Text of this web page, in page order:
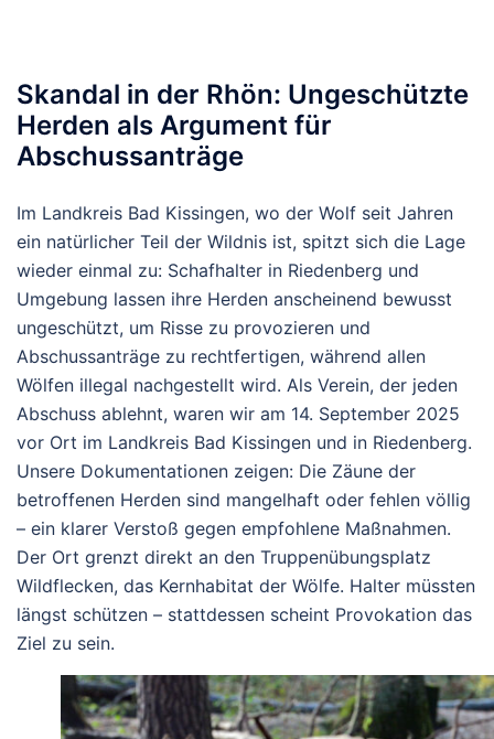
Skandal in der Rhön: Ungeschützte
Herden als Argument für
Abschussanträge
Im Landkreis Bad Kissingen, wo der Wolf seit Jahren
ein natürlicher Teil der Wildnis ist, spitzt sich die Lage
wieder einmal zu: Schafhalter in Riedenberg und
Umgebung lassen ihre Herden anscheinend bewusst
ungeschützt, um Risse zu provozieren und
Abschussanträge zu rechtfertigen, während allen
Wölfen illegal nachgestellt wird. Als Verein, der jeden
Abschuss ablehnt, waren wir am 14. September 2025
vor Ort im Landkreis Bad Kissingen und in Riedenberg.
Unsere Dokumentationen zeigen: Die Zäune der
betroffenen Herden sind mangelhaft oder fehlen völlig
– ein klarer Verstoß gegen empfohlene Maßnahmen.
Der Ort grenzt direkt an den Truppenübungsplatz
Wildflecken, das Kernhabitat der Wölfe. Halter müssten
längst schützen – stattdessen scheint Provokation das
Ziel zu sein.